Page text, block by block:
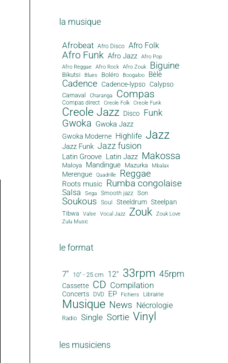
la musique
Afrobeat Afro Disco Afro Folk
Afro Funk Afro Jazz
Afro Pop
Afro Reggae
Afro Rock Afro Zouk Biguine
Bikutsi Blues Boléro Boogaloo Bèlè
Cadence Cadence-lypso Calypso
Carnaval Charanga Compas
Compas direct Creole Folk Creole Funk
Creole Jazz Disco Funk
Gwoka Gwoka Jazz
Gwoka Moderne Highlife Jazz
Jazz Funk Jazz fusion
Latin Groove Latin Jazz Makossa
Maloya Mandingue Mazurka Mbalax
Merengue Quadrille Reggae
Roots music Rumba congolaise
Salsa Sega Smooth jazz Son
Soukous Soul Steeldrum Steelpan
Tibwa Valse Vocal Jazz Zouk
Zouk Love
Zulu Music
le format
7" 10" - 25 cm 12" 33rpm 45rpm
Cassette CD Compilation
Concerts DVD EP Fichiers Librairie
Musique News Nécrologie
Radio Single Sortie Vinyl
les musiciens